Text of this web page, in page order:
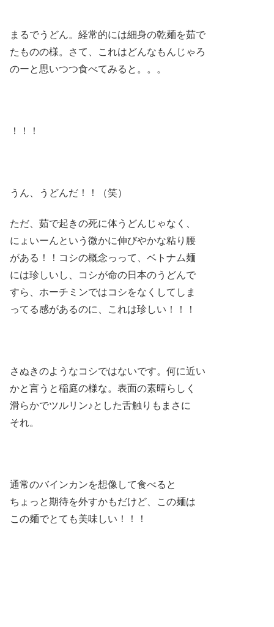
まるでうどん。経常的には細身の乾麺を茹で
たものの様。さて、これはどんなもんじゃろ
のーと思いつつ食べてみると。。。
！！！
うん、うどんだ！！（笑）
ただ、茹で起きの死に体うどんじゃなく、
にょいーんという微かに伸びやかな粘り腰
がある！！コシの概念っって、ベトナム麺
には珍しいし、コシが命の日本のうどんで
すら、ホーチミンではコシをなくしてしま
ってる感があるのに、これは珍しい！！！
さぬきのようなコシではないです。何に近い
かと言うと稲庭の様な。表面の素晴らしく
滑らかでツルリン♪とした舌触りもまさに
それ。
通常のバインカンを想像して食べると
ちょっと期待を外すかもだけど、この麺は
この麺でとても美味しい！！！